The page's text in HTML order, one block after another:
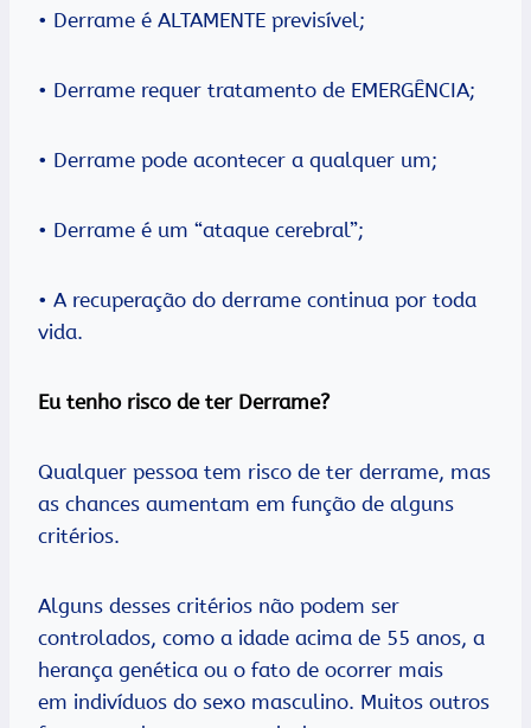
• Derrame é ALTAMENTE previsível;
• Derrame requer tratamento de EMERGÊNCIA;
• Derrame pode acontecer a qualquer um;
• Derrame é um “ataque cerebral”;
• A recuperação do derrame continua por toda
vida.
Eu tenho risco de ter Derrame?
Qualquer pessoa tem risco de ter derrame, mas
as chances aumentam em função de alguns
critérios.
Alguns desses critérios não podem ser
controlados, como a idade acima de 55 anos, a
herança genética ou o fato de ocorrer mais
em indivíduos do sexo masculino. Muitos outros